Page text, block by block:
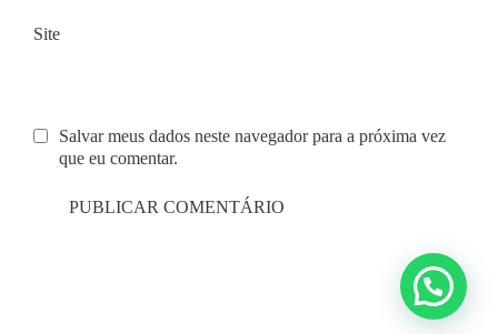
Site
Salvar meus dados neste navegador para a próxima vez
que eu comentar.